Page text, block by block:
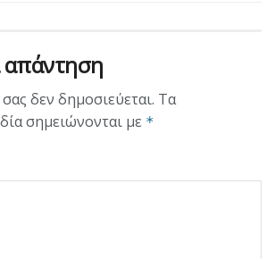
απάντηση
δεν δημοσιεύεται. Τα
σημειώνονται με *